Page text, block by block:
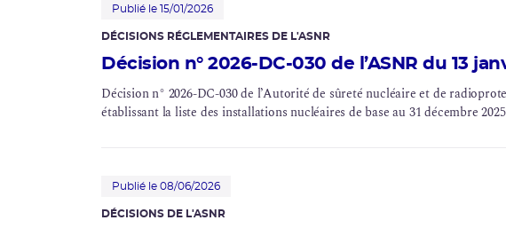
Publié le 15/01/2026
DÉCISIONS RÉGLEMENTAIRES DE L'ASNR
Décision n° 2026-DC-030 de l’ASNR du 13
Décision n° 2026-DC-030 de l’Autorité de sûreté nucléaireet de
établissant la liste des installations nucléaires de base au 31 décembre 2025
Publié le 08/06/2026
DÉCISIONS DE L'ASNR